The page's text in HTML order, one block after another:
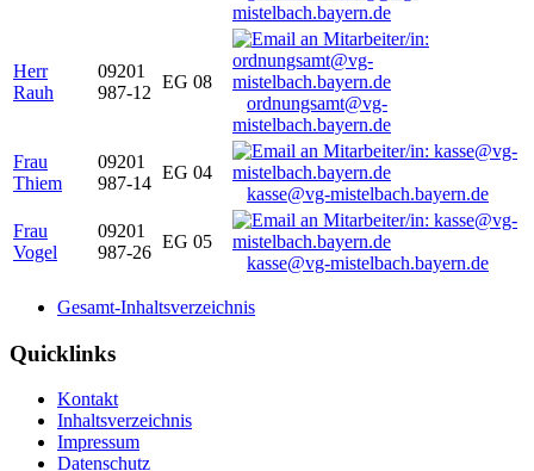
mistelbach.bayern.de
Herr
Rauh
09201
987-12
EG 08
ordnungsamt@vg-
mistelbach.bayern.de
Frau
Thiem
09201
987-14
EG 04
kasse@vg-mistelbach.bayern.de
Frau
Vogel
09201
987-26
EG 05
kasse@vg-mistelbach.bayern.de
Gesamt-Inhaltsverzeichnis
Quicklinks
Kontakt
Inhaltsverzeichnis
Impressum
Datenschutz